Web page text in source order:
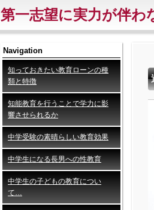
第一志望に実力が伴わ
Navigation
知っておきたい教育ローンの種
類と特徴
知能教育を行うことで学力に影
響させられるか
中学受験の素晴らしい教育効果
中学生になる長男への性教育
中学生の子どもの教育につい
て…